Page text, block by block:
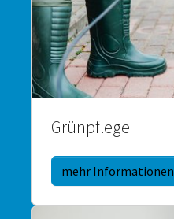
Grünpflege
mehr Informationen